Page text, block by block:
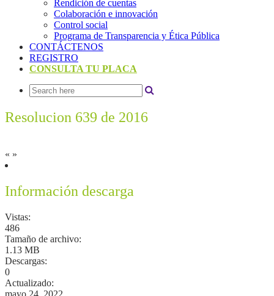
Rendición de cuentas
Colaboración e innovación
Control social
Programa de Transparencia y Ética Pública
CONTÁCTENOS
REGISTRO
CONSULTA TU PLACA
Resolucion 639 de 2016
« »
Información descarga
Vistas:
486
Tamaño de archivo:
1.13 MB
Descargas:
0
Actualizado:
mayo 24, 2022